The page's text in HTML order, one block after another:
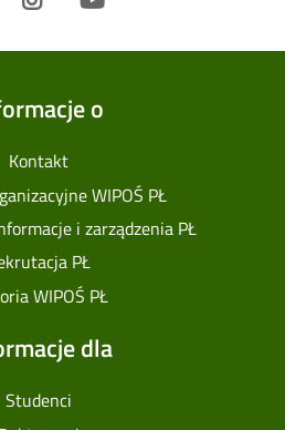
o
Kontakt
WIPOŚ PŁ
i zarządzenia PŁ
PŁ
WIPOŚ PŁ
dla
Studenci